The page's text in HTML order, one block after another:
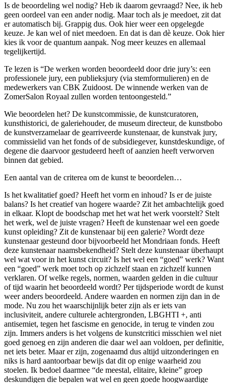
Is de beoordeling wel nodig? Heb ik daarom gevraagd? Nee, ik heb
geen oordeel van een ander nodig. Maar toch als je meedoet, zit dat
er automatisch bij. Grappig dus. Ook hier weer een opgelegde
keuze. Je kan wel of niet meedoen. En dat is dan dè keuze. Ook hier
kies ik voor de quantum aanpak. Nog meer keuzes en allemaal
tegelijkertijd.
Te lezen is “De werken worden beoordeeld door drie jury’s: een
professionele jury, een publieksjury (via stemformulieren) en de
medewerkers van CBK Zuidoost. De winnende werken van de
ZomerSalon Royaal zullen worden tentoongesteld.”
Wie beoordelen het? De kunstcommissie, de kunstcuratoren,
kunsthistorici, de galeriehouder, de museum directeur, de kunstbobo
de kunstverzamelaar de gearriveerde kunstenaar, de kunstvak jury,
commissielid van het fonds of de subsidiegever, kunstdeskundige, of
degene die daarvoor gestudeerd heeft of aanzien heeft verworven
binnen dat gebied.
Een aantal van de criterea om de kunst te beoordelen…
Is het kwalitatief goed? Heeft het vorm en inhoud? Is er de juiste
balans? Is het creatief van hogere waarde? Zit het ambachtelijk goed
in elkaar. Klopt de boodschap met het wat het werk voorstelt? Stelt
het werk, wel de juiste vragen? Heeft de kunstenaar wel een goede
kunst opleiding? Zit de kunstenaar bij een galerie? Wordt deze
kunstenaar gesteund door bijvoorbeeld het Mondriaan fonds. Heeft
deze kunstenaar naamsbekendheid? Stelt deze kunstenaar überhaupt
wel wat voor in het kunst circuit? Is het wel een “goed” werk? Want
een “goed” werk moet toch op zichzelf staan en zichzelf kunnen
verklaren. Of welke regels, normen, waarden gelden in die cultuur
of tijd waarin het beoordeeld wordt? Per tijdsperiode wordt de kunst
weer anders beoordeeld. Andere waarden en normen zijn dan in de
mode. Nu zou het waarschijnlijk beter zijn als er iets van
inclusiviteit, andere culturele achtergronden, LBGHTI +, anti
antisemiet, tegen het fascisme en genocide, in terug te vinden zou
zijn. Immers anders is het volgens de kunstcritici misschien wel niet
goed genoeg en zijn anderen die daar wel aan voldoen, per definitie,
net iets beter. Maar er zijn, zogenaamd dus altijd uitzonderingen en
niks is hard aantoorbaar bewijs dat dit op enige waarheid zou
stoelen. Ik bedoel daarmee “de meestal, elitaire, kleine” groep
deskundigen die bepalen wat wel en geen goede hoogwaardige